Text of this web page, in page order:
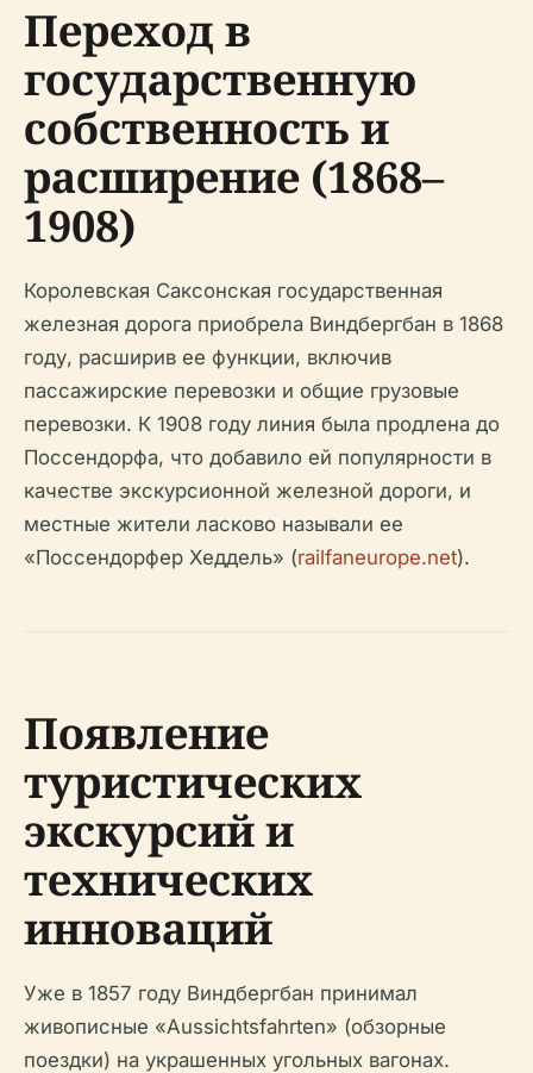
Переход в
государственную
собственность и
расширение (1868–
1908)
Королевская Саксонская государственная
железная дорога приобрела Виндбергбан в 1868
году, расширив ее функции, включив
пассажирские перевозки и общие грузовые
перевозки. К 1908 году линия была продлена до
Поссендорфа, что добавило ей популярности в
качестве экскурсионной железной дороги, и
местные жители ласково называли ее
«Поссендорфер Хеддель» (railfaneurope.net).
Появление
туристических
экскурсий и
технических
инноваций
Уже в 1857 году Виндбергбан принимал
живописные «Aussichtsfahrten» (обзорные
поездки) на украшенных угольных вагонах.